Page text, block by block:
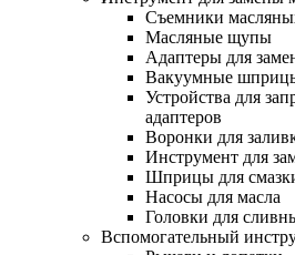
Съемники
Масляные щупы
Адаптеры для
Вакуумные
Устройства для
адаптеров
Воронки для
Инструмент для
Шприцы для
Насосы для масла
Головки для
Вспомогательный